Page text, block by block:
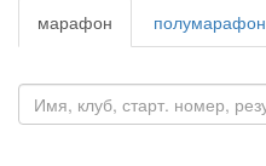
марафон полумарафон